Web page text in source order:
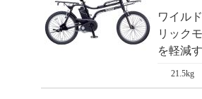
ワイル
リック
を軽減
21.5kg